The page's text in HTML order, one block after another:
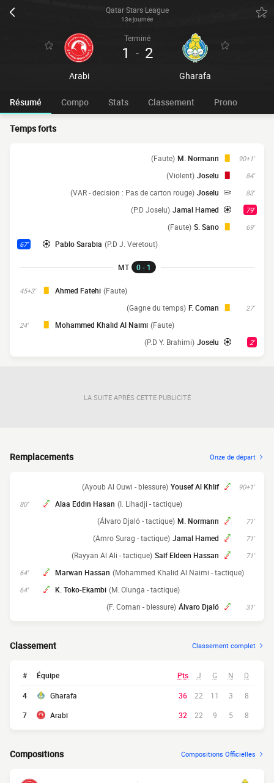
Qatar Stars League
13e journée
Arabi
Terminé
1 - 2
Gharafa
Résumé Compo Stats Classement Prono
Temps forts
90+1'
M. Normann
(Faute)
84'
Joselu
(Violent)
83'
Joselu
(VAR - decision : Pas de carton rouge)
79'
Jamal Hamed
(P.D Joselu)
69'
S. Sano
(Faute)
67' Pablo Sarabia (P.D J. Veretout)
MT 0 - 1
45+3' Ahmed Fatehi (Faute)
27'
F. Coman
(Gagne du temps)
24' Mohammed Khalid Al Naimi (Faute)
2'
Joselu
(P.D Y. Brahimi)
LA SUITE APRÈS CETTE PUBLICITÉ
Remplacements Onze de départ
90+1'
Yousef Al Khlif
(Ayoub Al Ouwi - blessure)
80' Alaa Eddin Hasan (I. Lihadji - tactique)
71'
M. Normann
(Álvaro Djaló - tactique)
71'
Jamal Hamed
(Amro Surag - tactique)
71'
Saif Eldeen Hassan
(Rayyan Al Ali - tactique)
64' Marwan Hassan (Mohammed Khalid Al Naimi - tactique)
64' K. Toko-Ekambi (M. Olunga - tactique)
31'
Álvaro Djaló
(F. Coman - blessure)
Classement Classement complet
# Équipe Pts J G N D
4 Gharafa 36 22 11 3
8
7
Arabi 32 22 9 5 8
Compositions Compositions Officielles